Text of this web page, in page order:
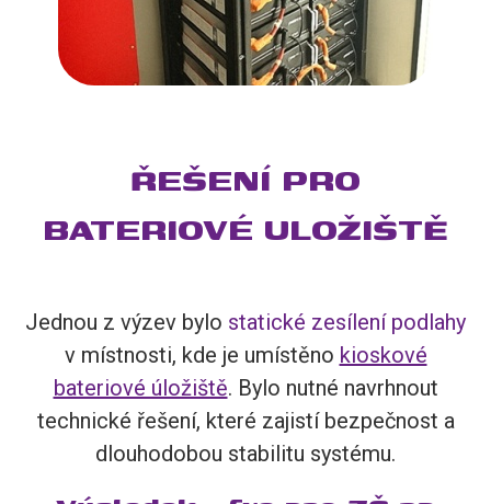
ŘEŠENÍ PRO
BATERIOVÉ ULOŽIŠTĚ
Jednou z výzev bylo statické zesílení podlahy
v místnosti, kde je umístěno kioskové
bateriové úložiště. Bylo nutné navrhnout
technické řešení, které zajistí bezpečnost a
dlouhodobou stabilitu systému.